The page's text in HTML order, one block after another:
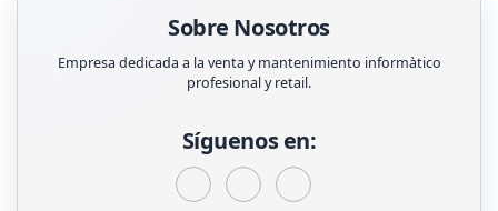
Sobre Nosotros
Empresa dedicada a la venta y mantenimiento informàtico
profesional y retail.
Síguenos en: